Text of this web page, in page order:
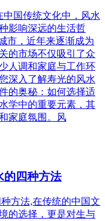
国传统文化中，风水
影响深远的生活哲
市，近年来逐渐成为
的市场不仅吸引了众
人调和家庭与工作环
深入了解寿光的风水
的奥秘：如何选择适
学中的重要元素，其
家庭氛围。风
的四种方法
方法,在传统的中国文
的选择，更是对生与